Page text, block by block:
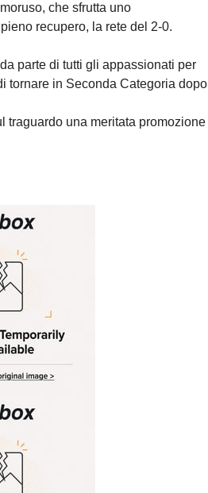
che sfrutta uno
recupero, la rete del 2-0.
parte di tutti gli appassionati per
tornare in Seconda Categoria dopo
traguardo una meritata promozione